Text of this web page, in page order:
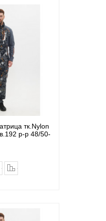
тк.Nylon
р-р 48/50-
в закладки